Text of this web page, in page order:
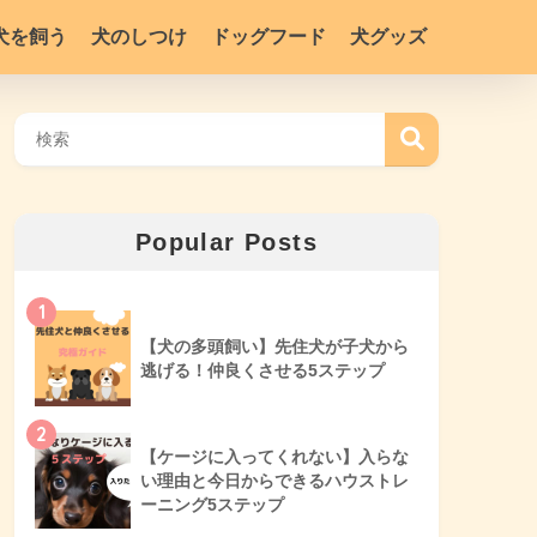
を飼う 犬のしつけ ドッグフード 犬グッズ
Popular Posts
1
【犬の多頭飼い】先住犬が子犬から
逃げる！仲良くさせる5ステップ
2
【ケージに入ってくれない】入らな
い理由と今日からできるハウストレ
ーニング5ステップ